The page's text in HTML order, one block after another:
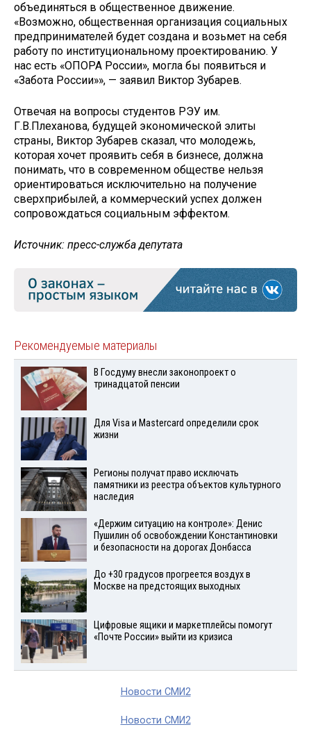
объединяться в общественное движение.
«Возможно, общественная организация социальных
предпринимателей будет создана и возьмет на себя
работу по институциональному проектированию. У
нас есть «ОПОРА России», могла бы появиться и
«Забота России»», — заявил Виктор Зубарев.
Отвечая на вопросы студентов РЭУ им.
Г.В.Плеханова, будущей экономической элиты
страны, Виктор Зубарев сказал, что молодежь,
которая хочет проявить себя в бизнесе, должна
понимать, что в современном обществе нельзя
ориентироваться исключительно на получение
сверхприбылей, а коммерческий успех должен
сопровождаться социальным эффектом.
Источник: пресс-служба депутата
Рекомендуемые материалы
В Госдуму внесли законопроект о
тринадцатой пенсии
Для Visа и Mastercard определили срок
жизни
Регионы получат право исключать
памятники из реестра объектов культурного
наследия
«Держим ситуацию на контроле»: Денис
Пушилин об освобождении Константиновки
и безопасности на дорогах Донбасса
До +30 градусов прогреется воздух в
Москве на предстоящих выходных
Цифровые ящики и маркетплейсы помогут
«Почте России» выйти из кризиса
Новости СМИ2
Новости СМИ2